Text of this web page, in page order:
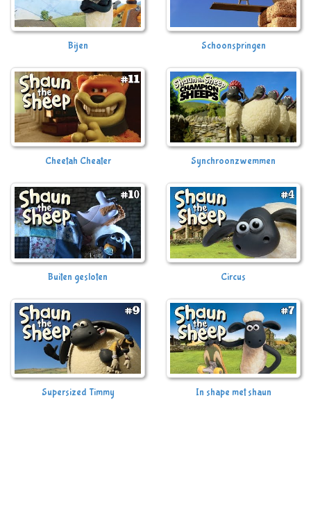
Bijen Schoonspringen
Cheetah Cheater Synchroonzwemmen
Buiten gesloten Circus
Supersized Timmy In shape met shaun